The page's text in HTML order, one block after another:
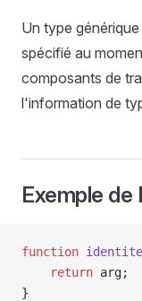
Un type
spécifié au
composants de
l'information de
Exemple de
function identite
    return
arg;
}